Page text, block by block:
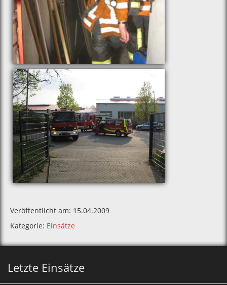
Veröffentlicht am: 15.04.2009
Kategorie: Einsätze
Letzte Einsätze